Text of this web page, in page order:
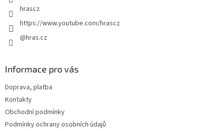
hrascz
https://www.youtube.com/hrascz
@hras.cz
Informace pro vás
Doprava, platba
Kontakty
Obchodní podmínky
Podmínky ochrany osobních údajů